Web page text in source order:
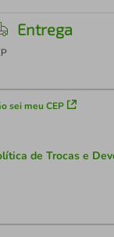
Entrega
sei meu CEP
de Trocas e